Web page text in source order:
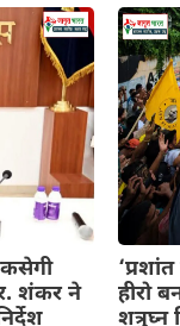
कसेगी
शंकर ने
हीरो
शत्रुघ्न